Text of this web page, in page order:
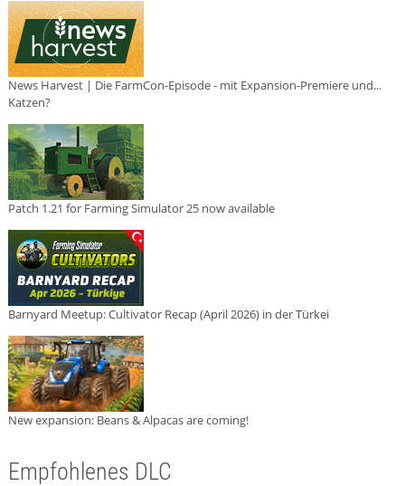
News Harvest | Die FarmCon-Episode - mit Expansion-Premiere und...
Katzen?
Patch 1.21 for Farming Simulator 25 now available
Barnyard Meetup: Cultivator Recap (April 2026) in der Türkei
New expansion: Beans & Alpacas are coming!
Empfohlenes DLC